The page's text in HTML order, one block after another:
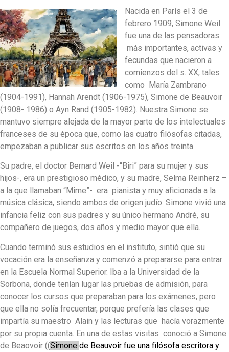
Nacida en París el 3 de
febrero 1909, Simone Weil
fue una de las pensadoras
más importantes, activas y
fecundas que nacieron a
comienzos del s. XX, tales
como María Zambrano
(1904-1991), Hannah Arendt (1906-1975), Simone de Beauvoir
(1908- 1986) o Ayn Rand (1905-1982). Nuestra Simone se
mantuvo siempre alejada de la mayor parte de los intelectuales
franceses de su época que, como las cuatro filósofas citadas,
empezaban a publicar sus escritos en los años treinta.
Su padre, el doctor Bernard Weil -“Biri” para su mujer y sus
hijos-, era un prestigioso médico, y su madre, Selma Reinherz –
a la que llamaban “Mime”- era pianista y muy aficionada a la
música clásica, siendo ambos de origen judío. Simone vivió una
infancia feliz con sus padres y su único hermano André, su
compañero de juegos, dos años y medio mayor que ella.
Cuando terminó sus estudios en el instituto, sintió que su
vocación era la enseñanza y comenzó a prepararse para entrar
en la Escuela Normal Superior. Iba a la Universidad de la
Sorbona, donde tenían lugar las pruebas de admisión, para
conocer los cursos que preparaban para los exámenes, pero
que ella no solía frecuentar, porque prefería las clases que
impartía su maestro Alain y las lecturas que hacía vorazmente
por su propia cuenta. En una de estas visitas conoció a Simone
de Beaovoir ((Simone de Beauvoir fue una filósofa escritora y